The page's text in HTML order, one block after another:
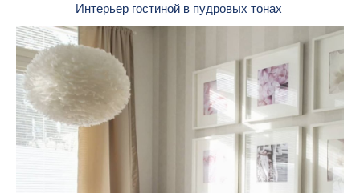
Интерьер гостиной в пудровых тонах